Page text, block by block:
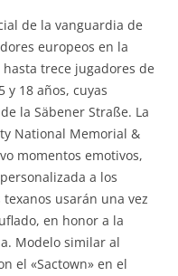
de la vanguardia de
europeos en la
trece jugadores de
y 18 años, cuyas
la Säbener Straße. La
National Memorial &
momentos emotivos,
a los
usarán una vez
en honor a la
Modelo similar al
el «Sactown» en el